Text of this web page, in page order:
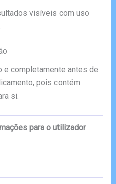
visíveis com uso
completamente antes de
pois contém
si.
para o utilizador